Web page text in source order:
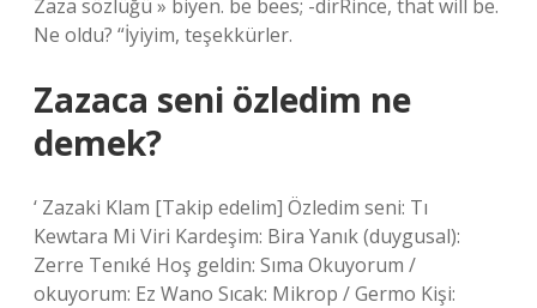
Zaza sözlüğü » biyen. be bees; -dirRince, that will be.
Ne oldu? “İyiyim, teşekkürler.
Zazaca seni özledim ne
demek?
‘ Zazaki Klam [Takip edelim] Özledim seni: Tı
Kewtara Mi Viri Kardeşim: Bira Yanık (duygusal):
Zerre Tenıké Hoş geldin: Sıma Okuyorum /
okuyorum: Ez Wano Sıcak: Mikrop / Germo Kişi: